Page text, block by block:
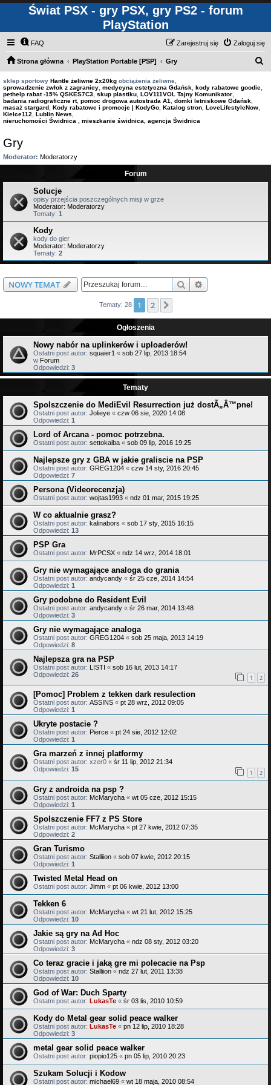
Świat PSX - gry PSX, gry PS2 - forum
PlayStation
FAQ Zaloguj się
Zarejestruj się
Strona główna PlayStation Portable [PSP] Gry
sklep sportowy Hantle żeliwne 2x20kg obciążenia żeliwne,
sprowadzenie zwłok z zagranicy medycyna estetyczna Gdańsk kody rabatowe goodie
pethelp rabat -15% QSKES7C3 skup plastiku LOV111VOL Tajny Komunikator
badania radiograficzne rt, pomoc drogowa autostrada A1 domki letniskowe Gdańsk
masaż stargard Kody rabatowe i promocje | KodyGo Katalog stron LoveLifestyleNow
Kielce112
Lublin News
nieruchomości Świdnica , mieszkanie świdnica, agencja Świdnica
Gry
Moderator: Moderatorzy
Forum
Solucje
opisy przejścia poszczególnych misji w grze
Moderator: Moderatorzy
Tematy: 1
Kody
kody do gier
Moderator: Moderatorzy
Tematy: 2
NOWY TEMAT Szukaj
Tematy: 28 1 2
Ogłoszenia
Nowy nabór na uplinkerów i uploaderów!
Ostatni post autor: squaier1 « sob 27 lip, 2013 18:54
w Forum
Odpowiedzi: 3
Tematy
Spolszczenie do MediEvil Resurrection już dostÃ„Â™pne!
Ostatni post autor: Jolieye « czw 06 sie, 2020 14:08
Odpowiedzi: 1
Lord of Arcana - pomoc potrzebna.
Ostatni post autor: settokaiba « sob 09 lip, 2016 19:25
Najlepsze gry z GBA w jakie graliscie na PSP
Ostatni post autor: GREG1204 « czw 14 sty, 2016 20:45
Odpowiedzi: 7
Persona (Videorecenzja)
Ostatni post autor: wojtas1993 « ndz 01 mar, 2015 19:25
W co aktualnie grasz?
Ostatni post autor: kalinabors « sob 17 sty, 2015 16:15
Odpowiedzi: 13
PSP Gra
Ostatni post autor: MrPCSX « ndz 14 wrz, 2014 18:01
Gry nie wymagające analoga do grania
Ostatni post autor: andycandy « śr 25 cze, 2014 14:54
Odpowiedzi: 1
Gry podobne do Resident Evil
Ostatni post autor: andycandy « śr 26 mar, 2014 13:48
Odpowiedzi: 3
Gry nie wymagające analoga
Ostatni post autor: GREG1204 « sob 25 maja, 2013 14:19
Odpowiedzi: 8
Najlepsza gra na PSP
Ostatni post autor: LISTI « sob 16 lut, 2013 14:17
Odpowiedzi: 26 1 2
[Pomoc] Problem z tekken dark resulection
Ostatni post autor: ASSINS « pt 28 wrz, 2012 09:05
Odpowiedzi: 1
Ukryte postacie ?
Ostatni post autor: Pierce « pt 24 sie, 2012 12:02
Odpowiedzi: 1
Gra marzeń z innej platformy
Ostatni post autor: xzer0 « śr 11 lip, 2012 21:34
Odpowiedzi: 15 1 2
Gry z androida na psp ?
Ostatni post autor: McMarycha « wt 05 cze, 2012 15:15
Odpowiedzi: 1
Spolszczenie FF7 z PS Store
Ostatni post autor: McMarycha « pt 27 kwie, 2012 07:35
Odpowiedzi: 2
Gran Turismo
Ostatni post autor: Stalliion « sob 07 kwie, 2012 20:15
Odpowiedzi: 1
Twisted Metal Head on
Ostatni post autor: Jimm « pt 06 kwie, 2012 13:00
Tekken 6
Ostatni post autor: McMarycha « wt 21 lut, 2012 15:25
Odpowiedzi: 10
Jakie są gry na Ad Hoc
Ostatni post autor: McMarycha « ndz 08 sty, 2012 03:20
Odpowiedzi: 3
Co teraz gracie i jaką gre mi polecacie na Psp
Ostatni post autor: Stalliion « ndz 27 lut, 2011 13:38
Odpowiedzi: 10
God of War: Duch Sparty
Ostatni post autor: LukasTe « śr 03 lis, 2010 10:59
Kody do Metal gear solid peace walker
Ostatni post autor: LukasTe « pn 12 lip, 2010 18:28
Odpowiedzi: 3
metal gear solid peace walker
Ostatni post autor: piopio125 « pn 05 lip, 2010 20:23
Szukam Solucji i Kodow
Ostatni post autor: michael69 « wt 18 maja, 2010 08:54